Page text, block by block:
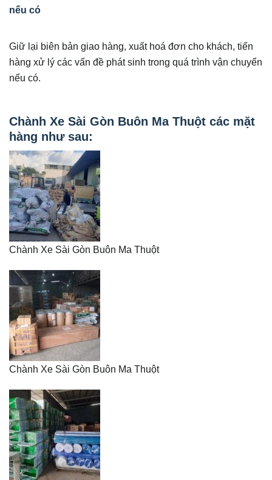
nếu có
Giữ lại biên bản giao hàng, xuất hoá đơn cho khách, tiến
hàng xử lý các vấn đề phát sinh trong quá trình vận chuyển
nếu có.
Chành Xe Sài Gòn Buôn Ma Thuột các mặt
hàng như sau:
Chành Xe Sài Gòn Buôn Ma Thuột
Chành Xe Sài Gòn Buôn Ma Thuột